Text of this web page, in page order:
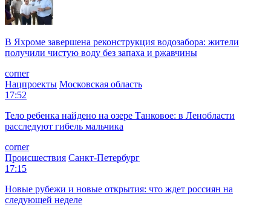
В Яхроме завершена реконструкция водозабора: жители
получили чистую воду без запаха и ржавчины
corner
Нацпроекты Московская область
17:52
Тело ребенка найдено на озере Танковое: в Ленобласти
расследуют гибель мальчика
corner
Происшествия Санкт-Петербург
17:15
Новые рубежи и новые открытия: что ждет россиян на
следующей неделе